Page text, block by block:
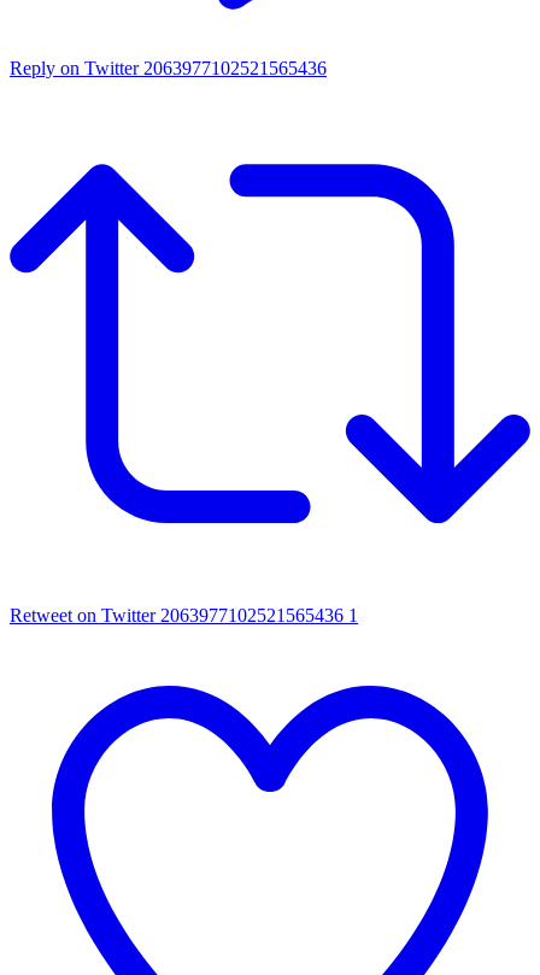
Reply on Twitter 2063977102521565436
Retweet on Twitter 2063977102521565436 1